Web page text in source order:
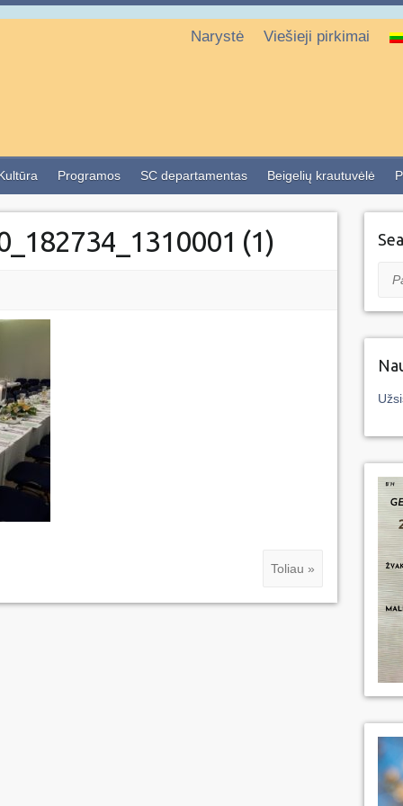
Narystė Viešieji pirkimai
Programos SC departamentas Beigelių krautuvėlė
(1)
Toliau »